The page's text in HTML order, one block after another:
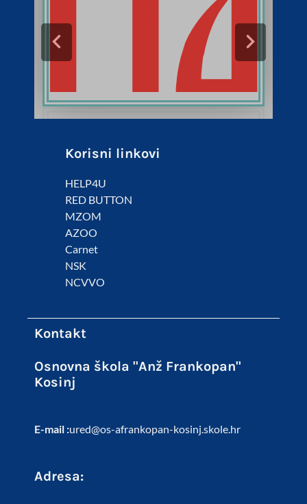
Korisni linkovi
HELP4U
RED BUTTON
MZOM
AZOO
Carnet
NSK
NCVVO
Kontakt
Osnovna škola "Anž Frankopan"
Kosinj
E-mail :ured@os-afrankopan-kosinj.skole.hr
Adresa: